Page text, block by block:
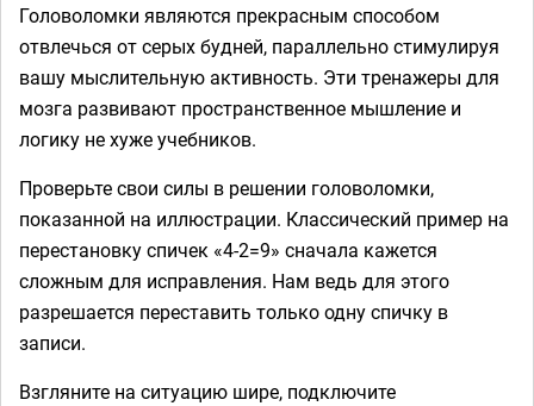
Головоломки являются прекрасным способом
отвлечься от серых будней, параллельно стимулируя
вашу мыслительную активность. Эти тренажеры для
мозга развивают пространственное мышление и
логику не хуже учебников.
Проверьте свои силы в решении головоломки,
показанной на иллюстрации. Классический пример на
перестановку спичек «4-2=9» сначала кажется
сложным для исправления. Нам ведь для этого
разрешается переставить только одну спичку в
записи.
Взгляните на ситуацию шире, подключите